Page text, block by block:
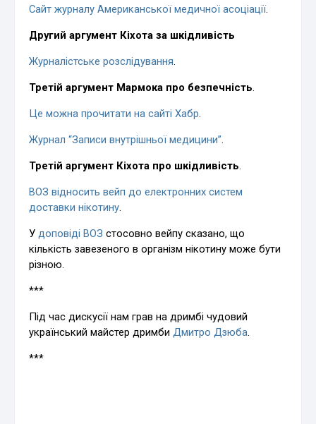
Сайт журналу Американської медичної асоціації.
Другий аргумент Кіхота за шкідливість
Журналістське розслідування.
Третій аргумент Мармока про безпечність.
Це можна прочитати на сайті Хабр.
Журнал “Записи внутрішньої медицини”.
Третій аргумент Кіхота про шкідливість.
ВОЗ відносить вейп до електронних систем
доставки нікотину.
Удоповіді ВОЗ стосовно вейпу сказано, що
кількість завезеного в організм нікотину може бути
різною.
***
Під час дискусії нам грав на дримбі чудовий
український майстер дримбиДмитро Дзюба.
***